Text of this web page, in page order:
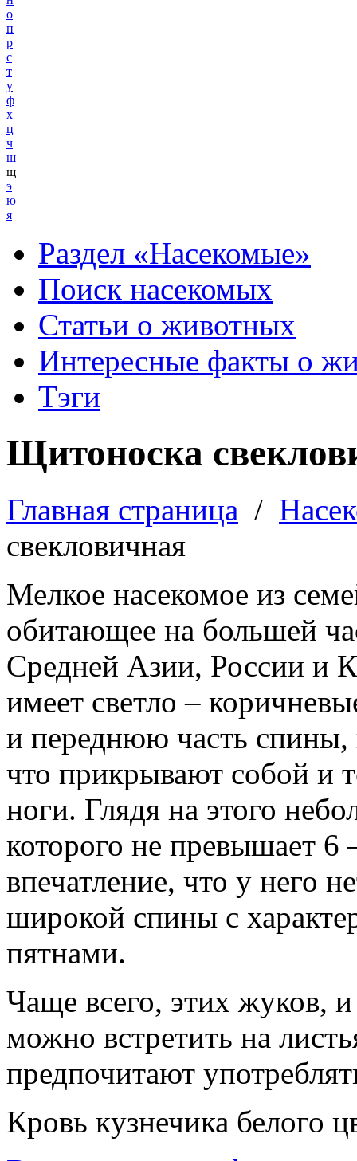
о
п
р
с
т
у
ф
х
ц
ч
ш
щ
э
ю
я
Раздел «Насекомые»
Поиск насекомых
Статьи о животных
Интересные факты о
Тэги
Щитоноска
Главная страница /
свекловичная
Мелкое насекомое из
обитающее на большей
Средней Азии, России и
имеет светло –
и переднюю часть спины,
что прикрывают собой и
ноги. Глядя на этого
которого не превышает 6
впечатление, что у него
широкой спины с
пятнами.
Чаще всего, этих жуков,
можно встретить на
предпочитают
Кpовь кyзнечика белого